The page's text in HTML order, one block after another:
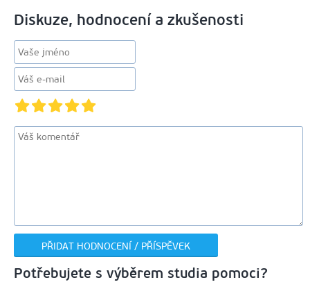
Diskuze, hodnocení a zkušenosti
Potřebujete s výběrem studia pomoci?